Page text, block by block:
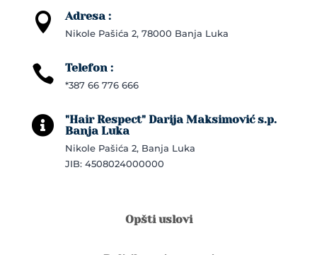
 Adresa :
Nikole Pašića 2, 78000 Banja Luka
 Telefon :
*387 66 776 666

"Hair Respect" Darija Maksimović s.p.
Banja Luka
Nikole Pašića 2, Banja Luka
JIB: 4508024000000
Opšti uslovi